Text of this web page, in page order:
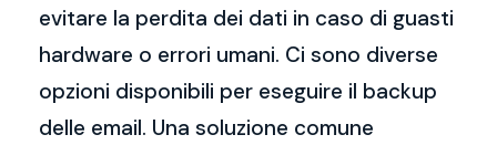
evitare la perdita dei dati in caso di guasti
hardware o errori umani. Ci sono diverse
opzioni disponibili per eseguire il backup
delle email. Una soluzione comune